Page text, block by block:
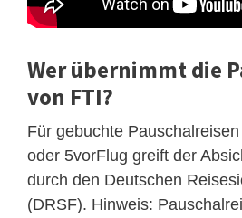
Wer übernimmt die
von FTI?
Für gebuchte
oder 5vorFlug greift der
durch den Deutschen
(DRSF). Hinweis: